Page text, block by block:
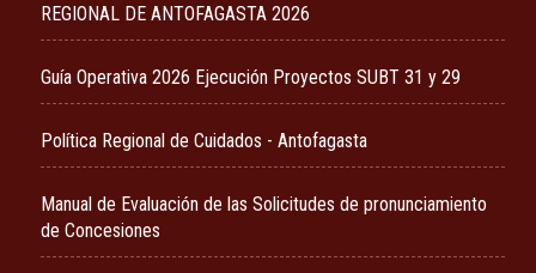
REGIONAL DE ANTOFAGASTA 2026
Guía Operativa 2026 Ejecución Proyectos SUBT 31 y 29
Política Regional de Cuidados - Antofagasta
Manual de Evaluación de las Solicitudes de pronunciamiento
de Concesiones